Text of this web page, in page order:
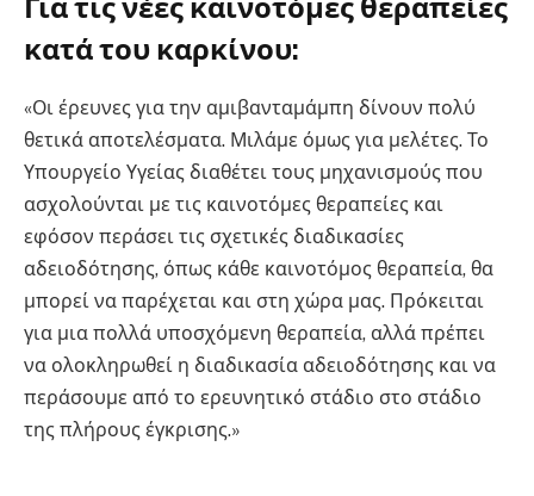
Για τις νέες καινοτόμες θεραπείες
κατά του καρκίνου:
«Οι έρευνες για την αμιβανταμάμπη δίνουν πολύ
θετικά αποτελέσματα. Μιλάμε όμως για μελέτες. Το
Υπουργείο Υγείας διαθέτει τους μηχανισμούς που
ασχολούνται με τις καινοτόμες θεραπείες και
εφόσον περάσει τις σχετικές διαδικασίες
αδειοδότησης, όπως κάθε καινοτόμος θεραπεία, θα
μπορεί να παρέχεται και στη χώρα μας. Πρόκειται
για μια πολλά υποσχόμενη θεραπεία, αλλά πρέπει
να ολοκληρωθεί η διαδικασία αδειοδότησης και να
περάσουμε από το ερευνητικό στάδιο στο στάδιο
της πλήρους έγκρισης.»